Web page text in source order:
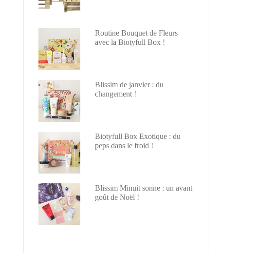
Routine Bouquet de Fleurs
avec la Biotyfull Box !
Blissim de janvier : du
changement !
Biotyfull Box Exotique : du
peps dans le froid !
Blissim Minuit sonne : un avant
goût de Noël !